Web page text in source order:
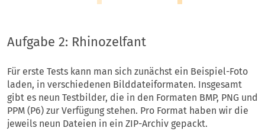
Aufgabe 2: Rhinozelfant
Für erste Tests kann man sich zunächst ein Beispiel-Foto
laden, in verschiedenen Bilddateiformaten. Insgesamt
gibt es neun Testbilder, die in den Formaten BMP, PNG und
PPM (P6) zur Verfügung stehen. Pro Format haben wir die
jeweils neun Dateien in ein ZIP-Archiv gepackt.